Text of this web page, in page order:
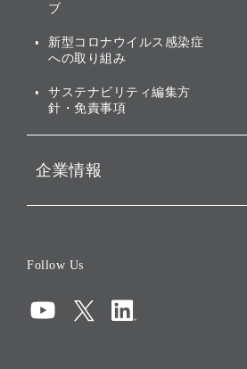
株主・投資家情報（IR）に
ガバナンス
投資先のサステナビリティ
ブ
新型コロナウイルス感染症
への取り組み
サステナビリティ編集方
針・免責事項
企業情報
コンプライアンス
Follow Us